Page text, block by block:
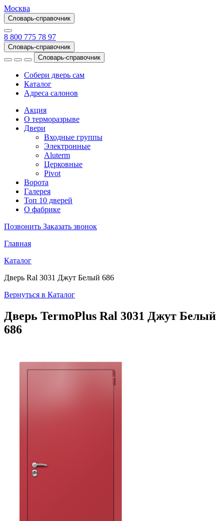
Москва
Словарь-справочник
8 800 775 78 97
Словарь-справочник
Словарь-справочник
Собери дверь сам
Каталог
Адреса салонов
Акция
О терморазрыве
Двери
Входные группы
Электронные
Aluterm
Церковные
Pivot
Ворота
Галерея
Топ 10 дверей
О фабрике
Позвонить Заказать звонок
Главная
Каталог
Дверь Ral 3031 Джут Белый 686
Вернуться в Каталог
Дверь TermoPlus Ral 3031 Джут Белый
686